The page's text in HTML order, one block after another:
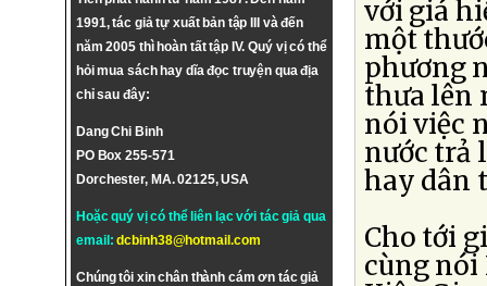
1991, tác giả tự xuất bản tập III và đến
năm 2005 thì hoàn tất tập IV. Quý vị có thể
hỏi mua sách hay dĩa đọc truyện qua địa
chỉ sau đây:
Dang Chi Binh
PO Box 255-571
Dorchester, MA. 02125, USA
Hoặc quý vị có thể liên lạc với tác giả qua
email:dcbinh38@hotmail.com
Chúng tôi xin chân thành cám ơn tác giả
với giá
một
phương
thưa lên
nói việc
nước trả
hay dân
Cho tới
cùng nói